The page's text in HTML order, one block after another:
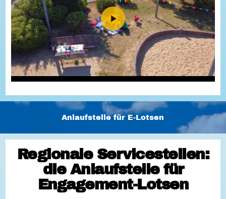
Anlaufstelle für E-Lotsen
Regionale Servicestellen:
die Anlaufstelle für
Engagement-Lotsen